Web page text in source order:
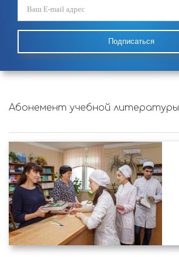
Подписаться
Абонемент учебной литературы